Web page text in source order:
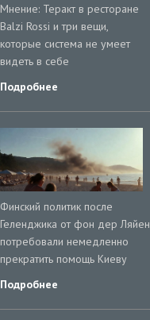
Мнение: Теракт в ресторане
Balzi Rossi и три вещи,
которые система не умеет
видеть в себе
Подробнее
Финский политик после
Геленджика от фон дер Ляйен
потребовали немедленно
прекратить помощь Киеву
Подробнее